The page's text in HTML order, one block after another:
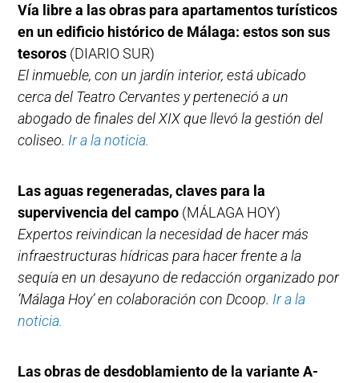
Vía libre a las obras para apartamentos turísticos
en un edificio histórico de Málaga: estos son sus
tesoros (DIARIO SUR)
El inmueble, con un jardín interior, está ubicado
cerca del Teatro Cervantes y perteneció a un
abogado de finales del XIX que llevó la gestión del
coliseo. Ir a la noticia.
Las aguas regeneradas, claves para la
supervivencia del campo (MÁLAGA HOY)
Expertos reivindican la necesidad de hacer más
infraestructuras hídricas para hacer frente a la
sequía en un desayuno de redacción organizado por
‘Málaga Hoy’ en colaboración con Dcoop. Ir a la
noticia.
Las obras de desdoblamiento de la variante A-